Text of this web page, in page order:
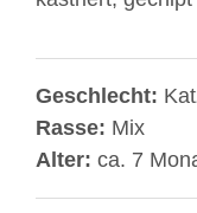
Geschlecht:
Rasse: Mix
Alter: ca. 7